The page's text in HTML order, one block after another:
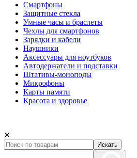
Смартфоны
Защитные стекла
Умные часы и браслеты
Чехлы для смартфонов
Зарядки и кабели
Наушники
Аксессуары для ноутбуков
Автодержатели и подставки
Штативы-моноподы
Микрофоны
Карты памяти
Красота и здоровье
✕
Искать